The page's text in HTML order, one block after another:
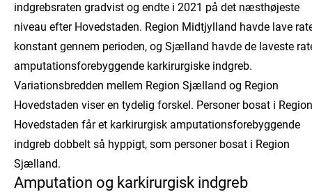
indgrebsraten gradvist og endte i 2021 på det næsthøjeste
niveau efter Hovedstaden. Region Midtjylland havde lave
konstant gennem perioden, og Sjælland havde de laveste
amputationsforebyggende karkirurgiske indgreb.
Variationsbredden mellem Region Sjælland og Region
Hovedstaden viser en tydelig forskel. Personer bosat i Region
Hovedstaden får et karkirurgisk amputationsforebyggende
indgreb dobbelt så hyppigt, som personer bosat i Region
Sjælland.
Amputation og karkirurgisk indgreb